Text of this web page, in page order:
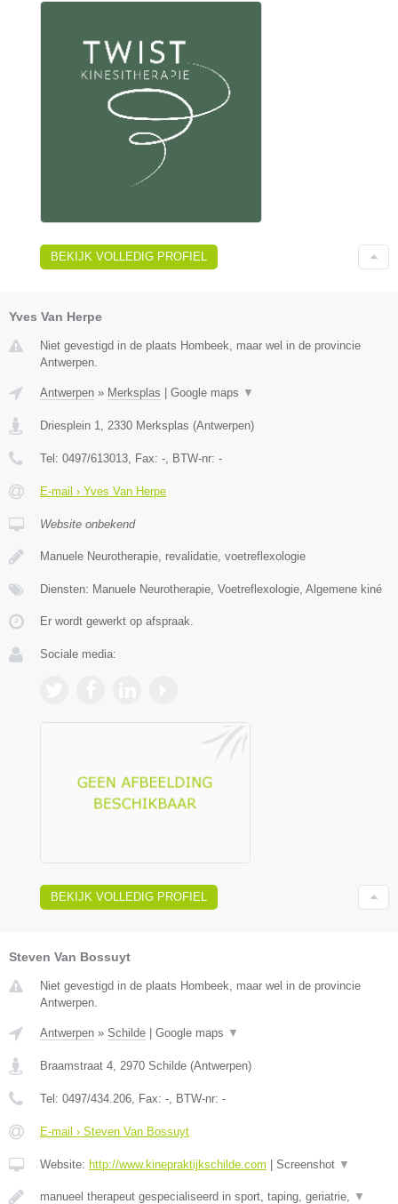
BEKIJK VOLLEDIG PROFIEL
Yves Van Herpe
Niet gevestigd in de plaats Hombeek, maar wel in de provincie
Antwerpen.
Antwerpen » Merksplas Google maps ▼
Driesplein 1, 2330 Merksplas (Antwerpen)
Tel: 0497/613013, Fax: -, BTW-nr: -
E-mail › Yves Van Herpe
Website onbekend
Manuele Neurotherapie, revalidatie, voetreflexologie
Diensten: Manuele Neurotherapie, Voetreflexologie, Algemene kiné
Er wordt gewerkt op afspraak.
Sociale media:
BEKIJK VOLLEDIG PROFIEL
Steven Van Bossuyt
Niet gevestigd in de plaats Hombeek, maar wel in de provincie
Antwerpen.
Antwerpen » Schilde Google maps ▼
Braamstraat 4 2970 Schilde (Antwerpen)
Tel: 0497/434.206 , Fax: - , BTW-nr: -
E-mail › Steven Van Bossuyt
Website: http://www.kinepraktijkschilde.com Screenshot ▼
manueel therapeut gespecialiseerd in sport, taping, geriatrie, ▼